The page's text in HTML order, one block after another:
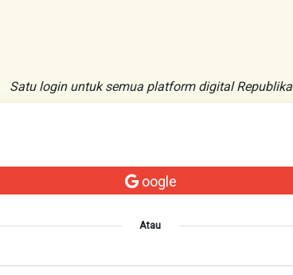
Satu login untuk semua platform digital Republika
oogle
Atau